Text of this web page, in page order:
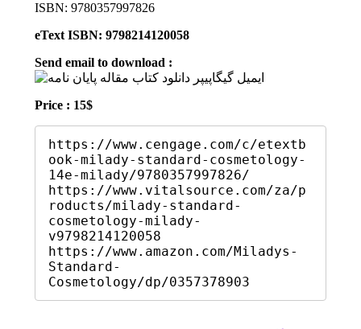
ISBN: 9780357997826
eText ISBN: 9798214120058
Send email to download :
Price : 15$
https://www.cengage.com/c/etextb
ook-milady-standard-cosmetology-
14e-milady/9780357997826/
https://www.vitalsource.com/za/p
roducts/milady-standard-
cosmetology-milady-
v9798214120058
https://www.amazon.com/Miladys-
Standard-
Cosmetology/dp/0357378903